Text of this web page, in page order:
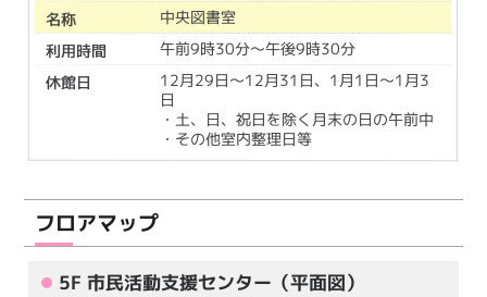
中央図書室
午前9時30分～午後9時30分
12月29日～12月31日、1月1日～1月3
日
・土、日、祝日を除く月末の日の午前中
・その他室内整理日等
フロアマップ
5F 市民活動支援センター（平面図）